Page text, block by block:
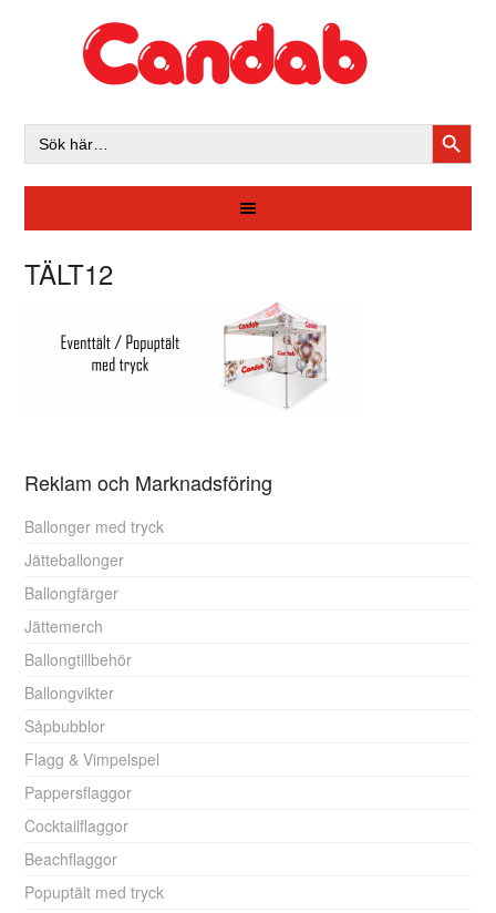
Sök
efter:
TÄLT12
Reklam och Marknadsföring
Ballonger med tryck
Jätteballonger
Ballongfärger
Jättemerch
Ballongtillbehör
Ballongvikter
Såpbubblor
Flagg & Vimpelspel
Pappersflaggor
Cocktailflaggor
Beachflaggor
Popuptält med tryck